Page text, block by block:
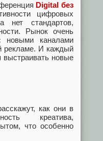
Digital без
цифровых
нет стандартов,
Рынок очень
новыми каналами
рекламе. И каждый
выстраивать новые
как они в
креатива,
что особенно